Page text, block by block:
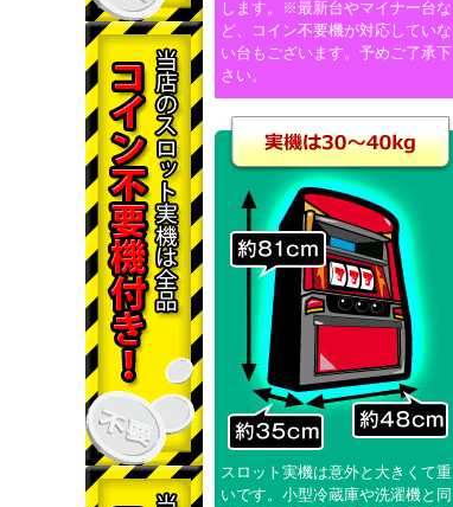
します。※最新台やマイナー台な
ど、コイン不要機が対応していな
い台もございます。予めご了承下
さい。
スロット実機は意外と大きくて重
いです。小型冷蔵庫や洗濯機と同